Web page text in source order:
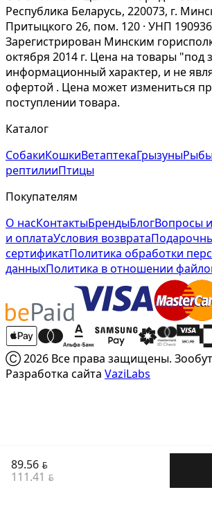
89.56 BYN
111.41 BYN
Республика Беларусь, 220073, г.
Притыцкого 26, пом. 120 · УНП
Зарегистрирован Минским
октября 2014 г. Цена на товары "под
информационный характер, и не
офертой . Цена может измениться
поступлении товара.
Каталог
СобакиКошкиВетаптекаГрызуны
рептилииПтицы
Покупателям
О насКонтактыБрендыБлогВопросы
и оплатаУсловия возврата
сертификатПолитика обработки
данныхПолитика в отношении
Ⓒ 2026 Все права защищены.
Разработка сайта VaziLabs